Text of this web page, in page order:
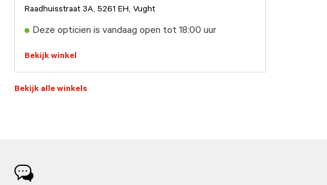
Raadhuisstraat 3A, 5261 EH, Vught
Deze opticien is vandaag open tot 18:00 uur
Bekijk winkel
Bekijk alle winkels